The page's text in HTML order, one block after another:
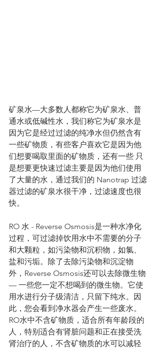
矿泉水—大多数人都称它为矿泉水、普
通水或低碱性水，我们称它为矿泉水是
因为它是经过过滤的纯净水但仍然含有
一些矿物质，有些客户喜欢它是因为他
们想要喝取里面的矿物质，还有一些 只
是想要更快速过滤主要是因为他们使用
了大量的水，通过我们的 Nanotrap 过滤
器过滤的矿泉水很干净，过滤速度也很
快。
RO 水 - Reverse Osmosis是一种水净化
过程，可过滤掉饮用水中不需要的分子
和大颗粒，如污染物和沉积物，如氯、
盐和污垢。除了去除污染物和沉淀物
外，Reverse Osmosis还可以去除微生物
— 一些您一定不想喝到的微生物。它使
用水进行分子级清洁，只留下纯水。因
此，您会看到净水器会产生一些废水。
RO水中不含矿物质，适合所有年龄段的
人，特别适合有肾脏问题和正在接受洗
肾治疗的人，不含矿物质的水可以减轻